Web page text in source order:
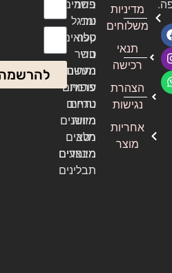
מדיניות
משלוחים
תנאי
רכישה
הצהרת
נגישות
אחריות
מוצר
בשר
טרי
טלה
נתחים
פרמיום
נתחים
מיושנים
רטבים
מיוחדים
תבלינים
פחמים
ומנגל
קפואים
בשר
מעשנה
עופות
טריים
מזווה
מלא
מבצעים
שם מלא
אימייל
להרשמה